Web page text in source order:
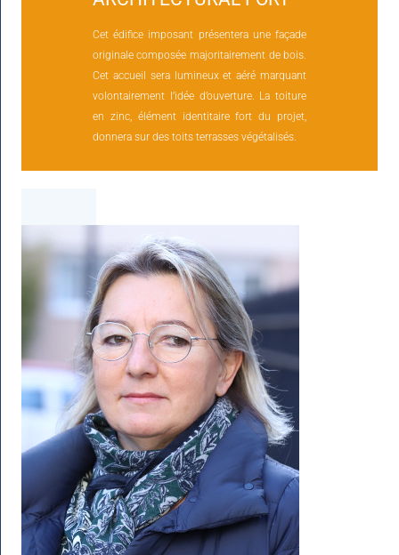
Cet édifice imposant présentera une façade
originale composée majoritairement de bois.
Cet accueil sera lumineux et aéré marquant
volontairement l’idée d’ouverture. La toiture
en zinc, élément identitaire fort du projet,
donnera sur des toits terrasses végétalisés.